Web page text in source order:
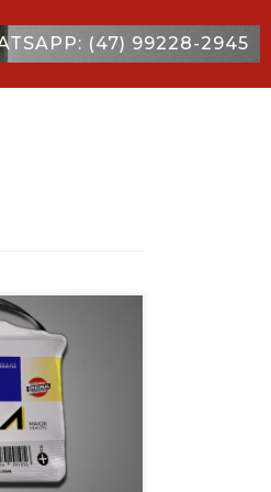
(47) 99228-2945
enfrentam no dia a
mais sofisticadas